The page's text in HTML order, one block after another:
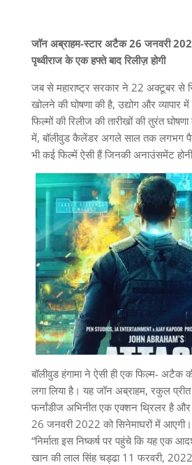
जॉन अब्राहम-स्टार अटैक 26 जनवरी
पृथ्वीराज के एक हफ्ते बाद रिलीज़ होगी
जब से महाराष्ट्र सरकार ने 22 अक्टूबर से
खोलने की घोषणा की है, उद्योग और व्यापार
फिल्मों की रिलीज की तारीखों की तुरंत
में, बॉलीवुड कैलेंडर अगले साल तक लगभग पैक
भी कई फिल्में ऐसी हैं जिनकी अनाउंसमेंट
बॉलीवुड हंगामा ने ऐसी ही एक फिल्म- अटैक
लगा लिया है। यह जॉन अब्राहम, रकुल
फर्नांडीज अभिनीत एक एक्शन थ्रिलर है
26 जनवरी 2022 को सिनेमाघरों में
“निर्माता इस निष्कर्ष पर पहुंचे कि यह एक
खान की लाल सिंह चड्ढा 11 फरवरी,